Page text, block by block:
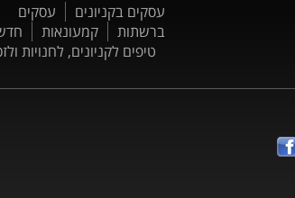
עסקים בקניונים
עסקים
ברשתות
קמעונאות
טיפים לקניונים, לחנויות